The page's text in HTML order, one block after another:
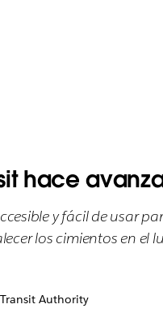
hace
y fácil de usar
los cimientos en el
Authority